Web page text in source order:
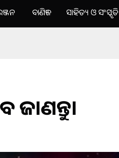
ବାଣିଜ୍ୟ ସାହିତ୍ୟ ଓ ସଂସ୍କୃତି